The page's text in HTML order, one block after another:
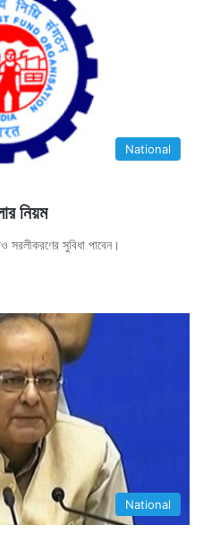
National
নিয়ম
সরলীকরণের সুবিধা পাবেন।
National